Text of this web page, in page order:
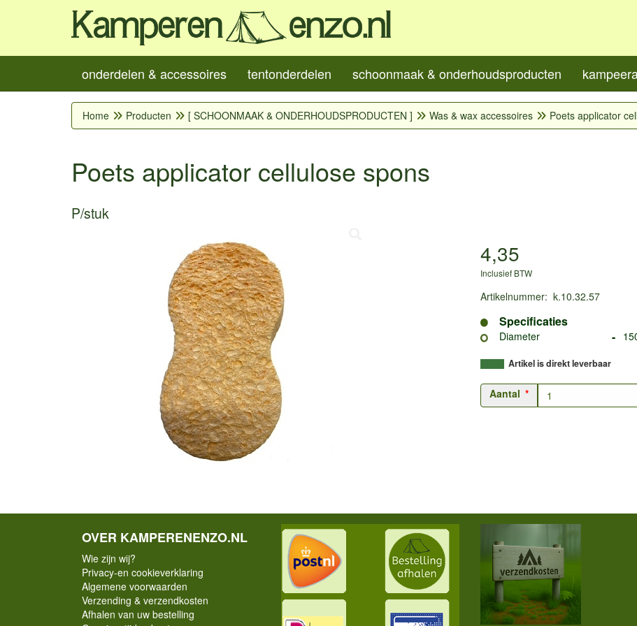
onderdelen & accessoires tentonderdelen schoonmaak & onderhoudsproducten
Home Producten [ SCHOONMAAK & ONDERHOUDSPRODUCTEN ] Was & wax accessoires Poets applicator
Poets applicator cellulose spons
P/stuk
4,35
Inclusief BTW
Artikelnummer: k.10.32.57
Specificaties
Diameter -
Artikel is direkt leverbaar
Aantal
OVER KAMPERENENZO.NL
Wie zijn wij?
Privacy-en cookieverklaring
Algemene voorwaarden
Verzending & verzendkosten
Afhalen van uw bestelling